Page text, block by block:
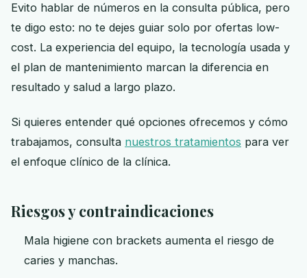
Evito hablar de números en la consulta pública, pero
te digo esto: no te dejes guiar solo por ofertas low-
cost. La experiencia del equipo, la tecnología usada y
el plan de mantenimiento marcan la diferencia en
resultado y salud a largo plazo.
Si quieres entender qué opciones ofrecemos y cómo
trabajamos, consulta nuestros tratamientos para ver
el enfoque clínico de la clínica.
Riesgos y contraindicaciones
Mala higiene con brackets aumenta el riesgo de
caries y manchas.